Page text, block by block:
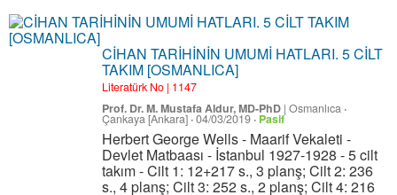
CİHAN TARİHİNİN UMUMİ HATLARI. 5 CİLT
TAKIM [OSMANLICA]
Literatürk No | 1147
Prof. Dr. M. Mustafa Aldur, MD-PhD | Osmanlıca ·
Çankaya [Ankara] ·04/03/2019 · Pasif
Herbert George Wells - Maarif Vekaleti -
Devlet Matbaası - İstanbul 1927-1928 - 5 cilt
takım - Cilt 1: 12+217 s., 3 planş; Cilt 2: 236
s., 4 planş; Cilt 3: 252 s., 2 planş; Cilt 4: 216